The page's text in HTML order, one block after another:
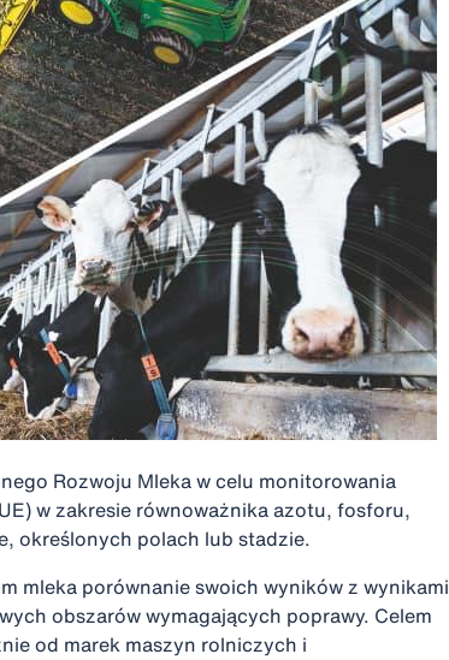
Rozwoju Mleka w celu monitorowania
w zakresie równoważnika azotu, fosforu,
określonych polach lub stadzie.
mleka porównanie swoich wyników z wynikami
obszarów wymagających poprawy. Celem
od marek maszyn rolniczych i